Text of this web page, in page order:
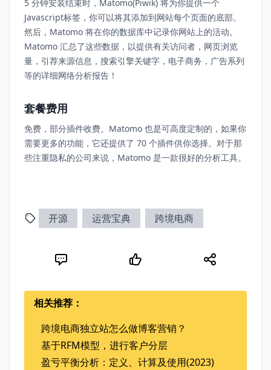
5 分钟安装结束时，Matomo(Piwik) 将为你提供一个
Javascript标签，你可以将其添加到网站每个页面的底部。
然后，Matomo 将在你的数据库中记录你网站上的活动。
Matomo 汇总了这些数据，以提供有关访问者，网页浏览
量，引荐来源信息，搜索引擎关键字，电子商务，广告系列
等的详细网络分析报告！
套餐费用
免费，部分插件收费。Matomo 也是可高度定制的，如果你
需要更多的功能，它还提供了 70 个插件供你选择。对于那
些注重隐私的公司来说，Matomo 是一款很好的分析工具。
开源 运营宝典 跨境电商
相关推荐：
跨境电商独立站怎么做博客营销？
基于RFM模型，进行客户分层
盈亏平衡分析：定义、计算及使用(2023)